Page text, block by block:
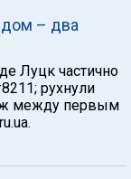
– два
Луцк частично
рухнули
между первым